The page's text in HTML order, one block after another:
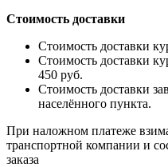
Стоимость доставки
Стоимость доставки
Стоимость доставки
450 руб.
Стоимость доставки
населённого пункта.
При наложном платеже
транспортной компании и
заказа